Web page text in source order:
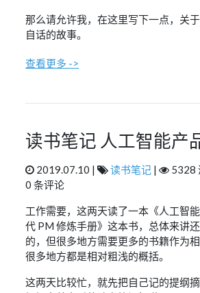
那么请允许我，在这里写下一点，关
自话的故事。
查看更多 ->
读书笔记 人工智能产
2019.07.10 | 读书笔记 | 5328
0 条评论
工作需要，这两天读了一本《人工智
代 PM 修炼手册》这本书，总体来讲
的，但很多地方需要更多的书籍作为相
很多地方都是相对粗浅的概括。
这两天比较忙，就先把自己记的提纲